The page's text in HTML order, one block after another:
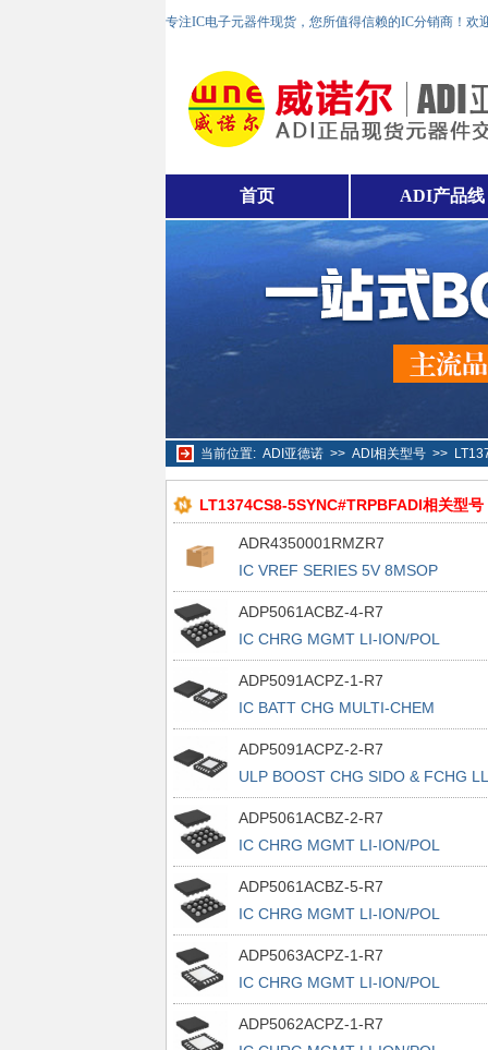
专注IC电子元器件现货，您所值得信赖的IC分销商！
首页 ADI产品线
当前位置: ADI亚德诺>> ADI相关型号>>
LT1374CS8-5SYNC#TRPBFADI相关型号
ADR4350001RMZR7
IC VREF SERIES 5V 8MSOP
ADP5061ACBZ-4-R7
IC CHRG MGMT LI-ION/POL
20WLCSP
ADP5091ACPZ-1-R7
IC BATT CHG MULTI-CHEM
24LFCSP
ADP5091ACPZ-2-R7
ULP BOOST CHG SIDO & FCHG
30
ADP5061ACBZ-2-R7
IC CHRG MGMT LI-ION/POL
20WLCSP
ADP5061ACBZ-5-R7
IC CHRG MGMT LI-ION/POL
20WLCSP
ADP5063ACPZ-1-R7
IC CHRG MGMT LI-ION/POL
20LFCSP
ADP5062ACPZ-1-R7